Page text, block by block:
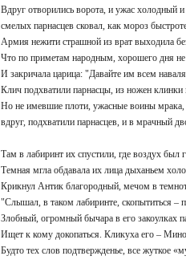
Вдруг отворились ворота, и ужас холодный
смелых парнасцев сковал, как мороз
Армия нежити страшной из врат выходила
Что по приметам народным, хорошего дня
И закричала царица: "Давайте им всем
Клич подхватили парнасцы, из ножен
Но не имевшие плоти, ужасные воины
вдруг, подхватили парнасцев, и в мрачный
Там в лабиринт их спустили, где воздух
Темная мгла обдавала их лица дыханьем
Крикнул Антик благородный, мечом в
"Слышал, в таком лабиринте, скопытиться –
Злобный, огромный бычара в его закоулках
Ищет к кому докопаться. Кликуха его –
Будто тех слов подтвержденье, все жуткое